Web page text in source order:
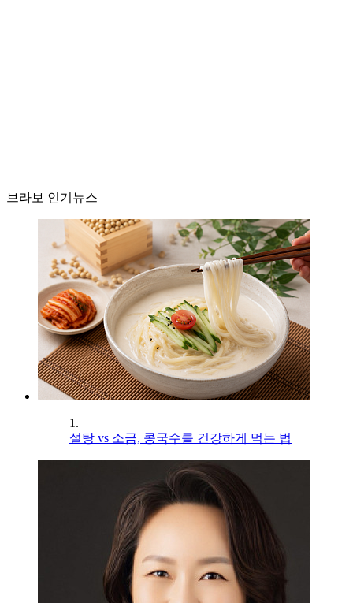
브라보 인기뉴스
1.
설탕 vs 소금, 콩국수를 건강하게 먹는 법